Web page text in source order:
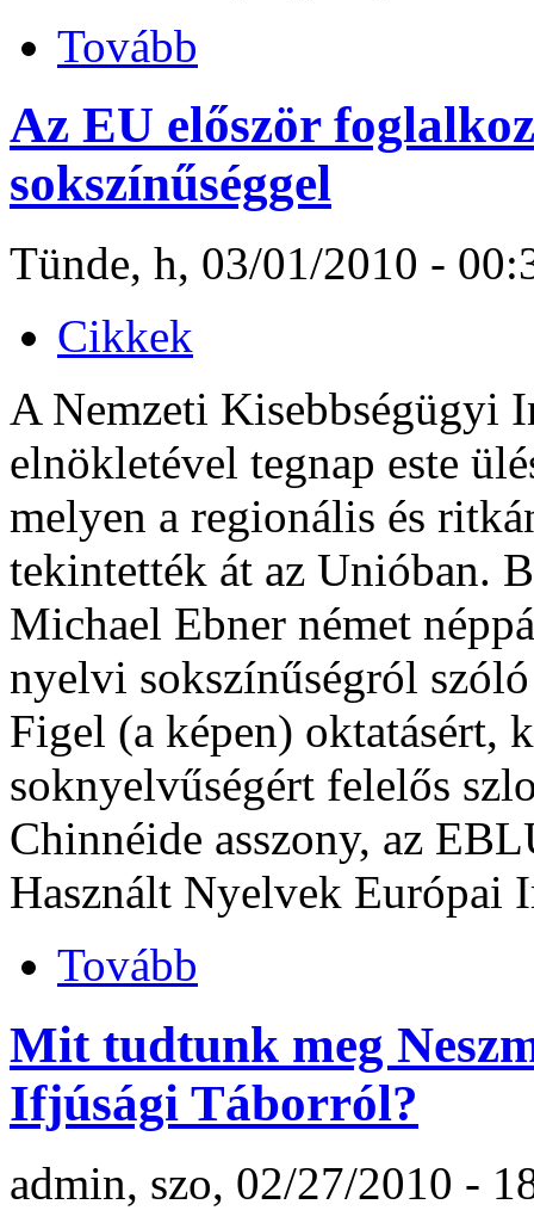
Tovább
Az EU először
sokszínűséggel
Tünde, h, 03/01/2010 -
Cikkek
A Nemzeti Kisebbségügyi
elnökletével tegnap este
melyen a regionális és
tekintették át az Unióban.
Michael Ebner német
nyelvi sokszínűségról
Figel (a képen) oktatásért,
soknyelvűségért felelős
Chinnéide asszony, az
Használt Nyelvek Európai
Tovább
Mit tudtunk meg
Ifjúsági Táborról?
admin, szo, 02/27/2010 -